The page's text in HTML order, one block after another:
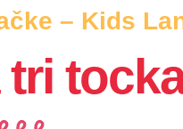
– Kids